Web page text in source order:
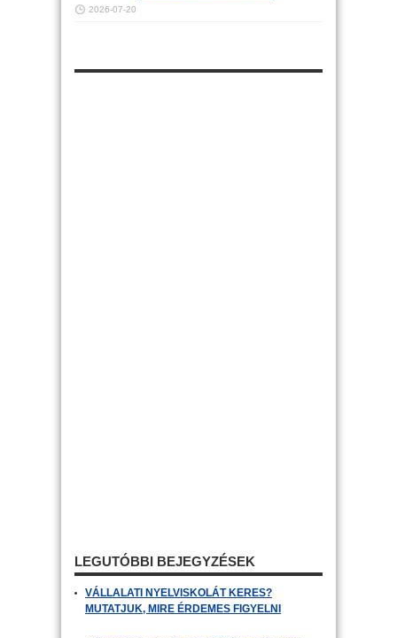
2026-07-20
LEGUTÓBBI BEJEGYZÉSEK
VÁLLALATI NYELVISKOLÁT KERES?
MUTATJUK, MIRE ÉRDEMES FIGYELNI